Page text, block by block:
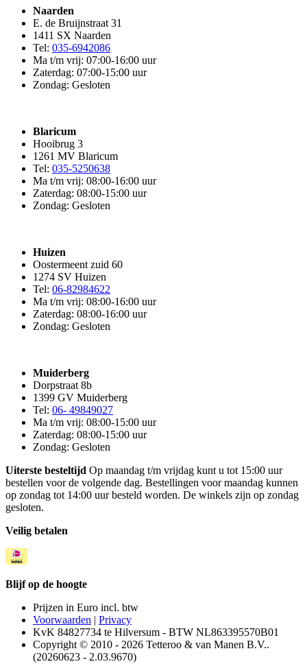
Naarden
E. de Bruijnstraat 31
1411 SX Naarden
Tel: 035-6942086
Ma t/m vrij: 07:00-16:00 uur
Zaterdag: 07:00-15:00 uur
Zondag: Gesloten
Blaricum
Hooibrug 3
1261 MV Blaricum
Tel: 035-5250638
Ma t/m vrij: 08:00-16:00 uur
Zaterdag: 08:00-15:00 uur
Zondag: Gesloten
Huizen
Oostermeent zuid 60
1274 SV Huizen
Tel: 06-82984622
Ma t/m vrij: 08:00-16:00 uur
Zaterdag: 08:00-16:00 uur
Zondag: Gesloten
Muiderberg
Dorpstraat 8b
1399 GV Muiderberg
Tel: 06- 49849027
Ma t/m vrij: 08:00-15:00 uur
Zaterdag: 08:00-15:00 uur
Zondag: Gesloten
Uiterste besteltijd Op maandag t/m vrijdag kunt u tot 15:00 uur
bestellen voor de volgende dag. Bestellingen voor maandag kunnen
op zondag tot 14:00 uur besteld worden. De winkels zijn op zondag
gesloten.
Veilig betalen
Blijf op de hoogte
Prijzen in Euro incl. btw
Voorwaarden | Privacy
KvK 84827734 te Hilversum - BTW NL863395570B01
Copyright © 2010 - 2026 Tetteroo & van Manen B.V..
(20260623 - 2.03.9670)